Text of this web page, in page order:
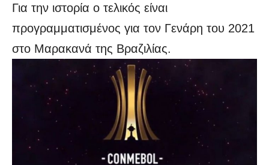
Για την ιστορία ο τελικός είναι
προγραμματισμένος για τον Γενάρη του 2021
στο Μαρακανά της Βραζιλίας.